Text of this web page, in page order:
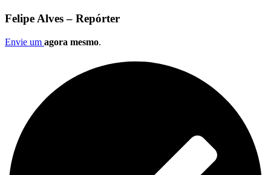
Felipe Alves – Repórter
Envie um agora mesmo.